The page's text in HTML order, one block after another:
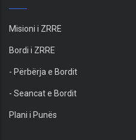
Misioni i ZRRE
Bordi i ZRRE
- Përbërja e Bordit
- Seancat e Bordit
Plani i Punës